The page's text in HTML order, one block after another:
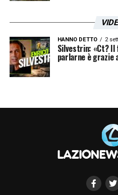
HANNO DETTO 2
Silvestrin: «Ct? Il
parlarne è grazie